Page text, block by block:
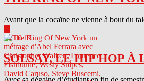
Avant que la cocaïne ne vienne à bout du
04.10.13
SOLSAY, LE HIP HOP À